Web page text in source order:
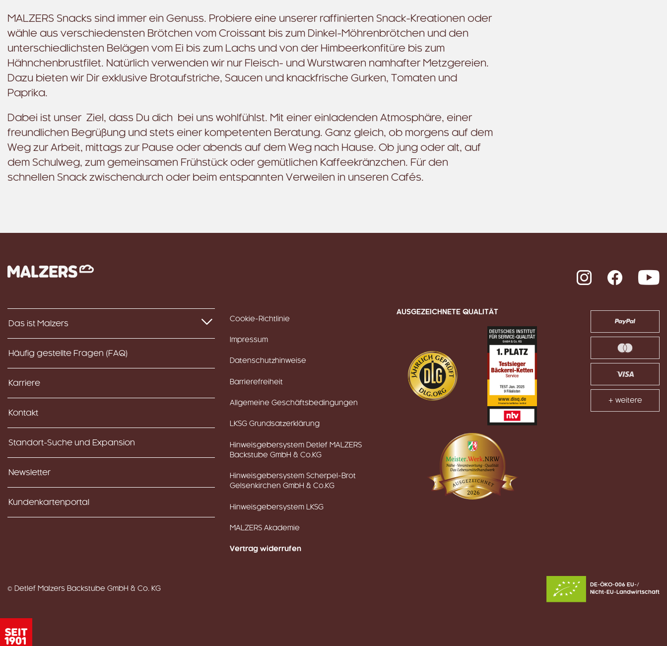
MALZERS Snacks sind immer ein Genuss. Probiere eine unserer raffinierten Snack-Kreationen oder
wähle aus verschiedensten Brötchen vom Croissant bis zum Dinkel-Möhrenbrötchen und den
unterschiedlichsten Belägen vom Ei bis zum Lachs und von der Himbeerkonfitüre bis zum
Hähnchenbrustfilet. Natürlich verwenden wir nur Fleisch- und Wurstwaren namhafter Metzgereien.
Dazu bieten wir Dir exklusive Brotaufstriche, Saucen und knackfrische Gurken, Tomaten und
Paprika.
Dabei ist unser Ziel, dass Du dich bei uns wohlfühlst. Mit einer einladenden Atmosphäre, einer
freundlichen Begrüßung und stets einer kompetenten Beratung. Ganz gleich, ob morgens auf dem
Weg zur Arbeit, mittags zur Pause oder abends auf dem Weg nach Hause. Ob jung oder alt, auf
dem Schulweg, zum gemeinsamen Frühstück oder gemütlichen Kaffeekränzchen. Für den
schnellen Snack zwischendurch oder beim entspannten Verweilen in unseren Cafés.
InstagramFacebook
Das ist Malzers
Häufig gestellte Fragen (FAQ)
Karriere
Kontakt
Standort-Suche und Expansion
Newsletter
Kundenkartenportal
AUSGEZEICHNETE QUALITÄT
+ weitere
Cookie-Richtlinie
Impressum
Datenschutzhinweise
Barrierefreiheit
Allgemeine Geschäftsbedingungen
LKSG Grundsatzerklärung
Hinweisgebersystem Detlef MALZERS
Backstube GmbH & Co.KG
Hinweisgebersystem Scherpel-Brot
Gelsenkirchen GmbH & Co.KG
Hinweisgebersystem LKSG
MALZERS Akademie
Vertrag widerrufen
DE-ÖKO-006 EU-/
Nicht-EU-Landwirtschaft
© Detlef Malzers Backstube GmbH & Co. KG